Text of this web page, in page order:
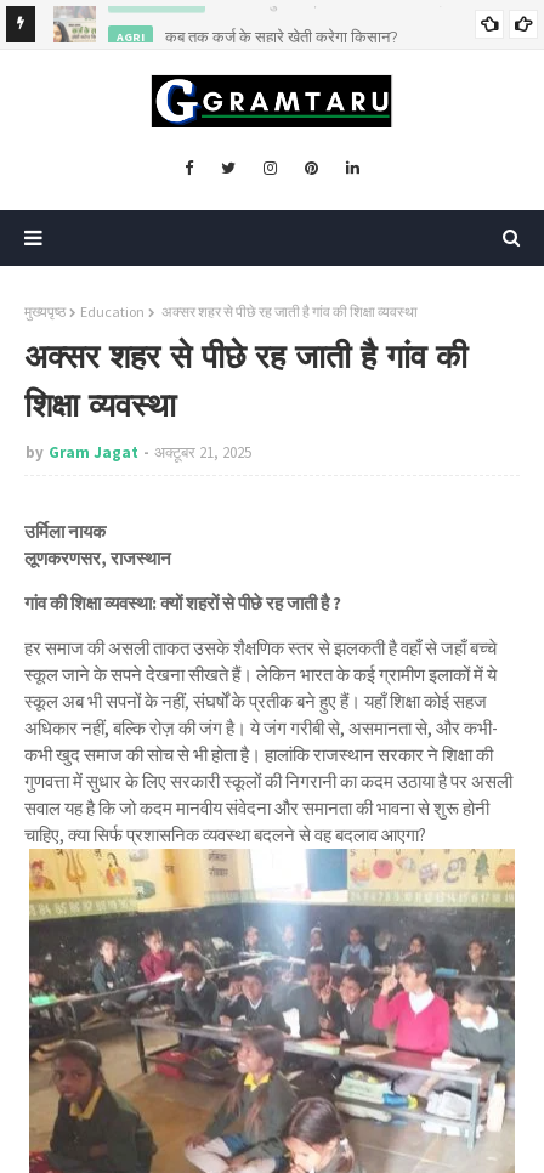
AGRI कब तक कर्ज के सहारे खेती करेगा किसान?
मुख्यपृष्ठ Education अक्सर शहर से पीछे रह जाती है गांव की शिक्षा व्यवस्था
अक्सर शहर से पीछे रह जाती है गांव की
शिक्षा व्यवस्था
by Gram Jagat अक्टूबर 21, 2025
उर्मिला नायक
लूणकरणसर, राजस्थान
गांव की शिक्षा व्यवस्था: क्यों शहरों से पीछे रह जाती है ?
हर समाज की असली ताकत उसके शैक्षणिक स्तर से झलकती है वहाँ से जहाँ बच्चे
स्कूल जाने के सपने देखना सीखते हैं। लेकिन भारत के कई ग्रामीण इलाकों में ये
स्कूल अब भी सपनों के नहीं, संघर्षों के प्रतीक बने हुए हैं। यहाँ शिक्षा कोई सहज
अधिकार नहीं, बल्कि रोज़ की जंग है। ये जंग गरीबी से, असमानता से, और कभी-
कभी खुद समाज की सोच से भी होता है। हालांकि राजस्थान सरकार ने शिक्षा की
गुणवत्ता में सुधार के लिए सरकारी स्कूलों की निगरानी का कदम उठाया है पर असली
सवाल यह है कि जो कदम मानवीय संवेदना और समानता की भावना से शुरू होनी
चाहिए, क्या सिर्फ प्रशासनिक व्यवस्था बदलने से वह बदलाव आएगा?